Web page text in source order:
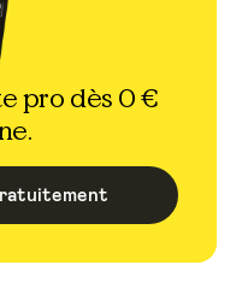
pro dès 0 €